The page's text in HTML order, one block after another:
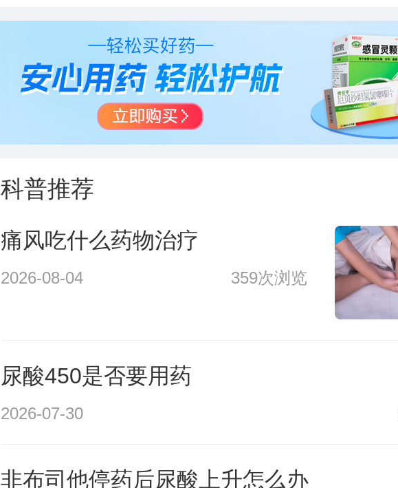
科普推荐
痛风吃什么药物治疗
2026-08-04 359次浏览
尿酸450是否要用药
2026-07-30
非布司他停药后尿酸上升怎么办